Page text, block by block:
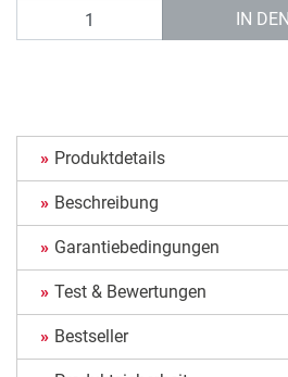
IN
Produktdetails
Beschreibung
Garantiebedingungen
Test & Bewertungen
Bestseller